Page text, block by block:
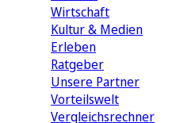
Wirtschaft
Kultur & Medien
Erleben
Ratgeber
Unsere Partner
Vorteilswelt
Vergleichsrechner